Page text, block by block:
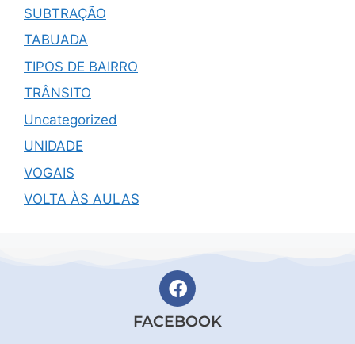
SUBTRAÇÃO
TABUADA
TIPOS DE BAIRRO
TRÂNSITO
Uncategorized
UNIDADE
VOGAIS
VOLTA ÀS AULAS
FACEBOOK